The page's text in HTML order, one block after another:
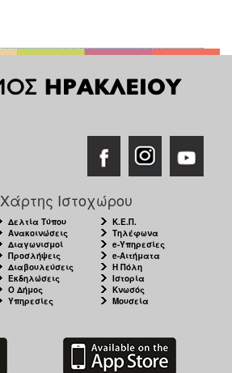
Χάρτης Ιστοχώρου
Δελτία Τύπου
Ανακοινώσεις
Διαγωνισμοί
Προσλήψεις
Διαβουλεύσεις
Εκδηλώσεις
Ο Δήμος
Υπηρεσίες
Κ.Ε.Π.
Τηλέφωνα
e-Υπηρεσίες
e-Αιτήματα
Η Πόλη
Ιστορία
Κνωσός
Μουσεία